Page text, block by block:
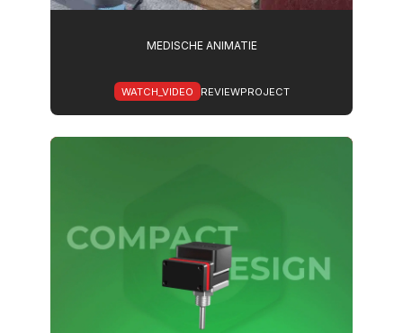
MEDISCHE ANIMATIE
WATCH_VIDEO REVIEWPROJECT